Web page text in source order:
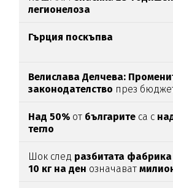
легионелоза
Гърция поскъпва
Велислава Делчева:
законодателство през
Над 50% от българите са с
тегло
Шок след разбитата фабрика
10 кг на ден означават